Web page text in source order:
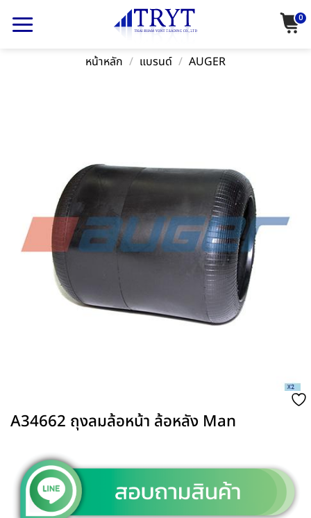
0
หน้าหลัก / แบรนด์ / AUGER
A34662 ถุงลมล้อหน้า ล้อหลัง Man